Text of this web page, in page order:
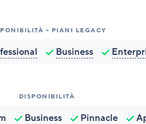
- PIANI LEGACY
Business
DISPONIBILITÀ
Business Pinnacle